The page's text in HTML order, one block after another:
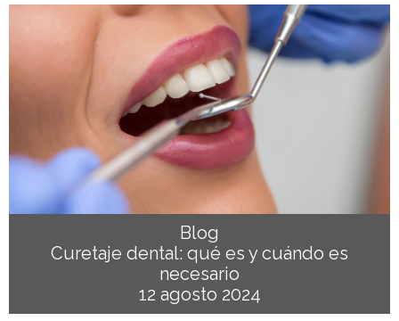
Blog
Curetaje dental: qué es y cuándo es
necesario
12 agosto 2024